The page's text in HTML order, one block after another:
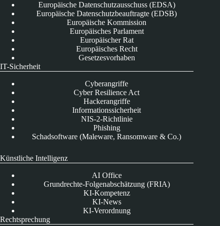
Europäische Datenschutzausschuss (EDSA)
Europäische Datenschutzbeauftragte (EDSB)
Europäische Kommission
Europäisches Parlament
Europäischer Rat
Europäisches Recht
Gesetzesvorhaben
IT-Sicherheit
Cyberangriffe
Cyber Resilience Act
Hackerangriffe
Informationssicherheit
NIS-2-Richtlinie
Phishing
Schadsoftware (Maleware, Ransomware & Co.)
Künstliche Intelligenz
AI Office
Grundrechte-Folgenabschätzung (FRIA)
KI-Kompetenz
KI-News
KI-Verordnung
Rechtsprechung